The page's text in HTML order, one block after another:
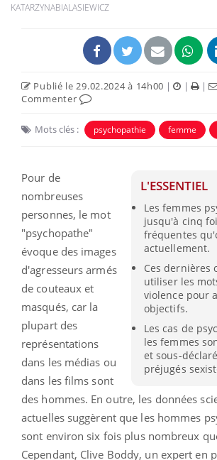
KATARZYNABIALASIEWICZ
Publié le 29.02.2024 à 14h00 | | |
Commenter
Mots clés : psychopathie femme
L'ESSENTIEL
Les femmes
jusqu'à cinq
fréquentes
actuellement.
Ces dernières
utiliser les
violence pour
objectifs.
Les cas de
les femmes
et sous-
préjugés
Pour de
nombreuses
personnes, le mot
"psychopathe"
évoque des images
d'agresseurs armés
de couteaux et
masqués, car la
plupart des
représentations
dans les médias ou
dans les films sont
des hommes. En outre, les données
actuelles suggèrent que les hommes
sont environ six fois plus nombreux
Cependant, Clive Boddy, un expert en